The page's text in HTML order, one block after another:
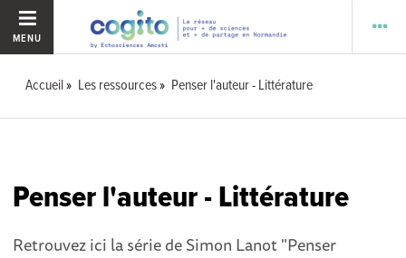
MENU
Accueil Les ressources Penser l'auteur - Littérature
Penser l'auteur - Littérature
Retrouvez ici la série de Simon Lanot "Penser